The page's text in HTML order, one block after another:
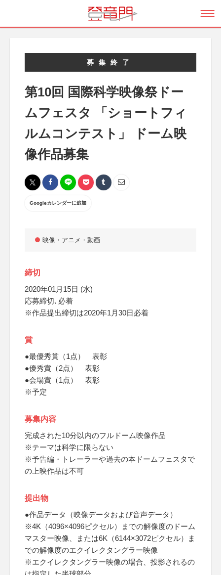
募集終了
第10回 国際科学映像祭ドー
ムフェスタ 「ショートフィ
ルムコンテスト」 ドーム映
像作品募集
Googleカレンダーに追加
映像・アニメ・動画
締切
2020年01月15日 (水)
応募締切､必着
※作品提出締切は2020年1月30日必着
賞
●最優秀賞（1点） 表彰
●優秀賞（2点） 表彰
●会場賞（1点） 表彰
※予定
募集内容
完成された10分以内のフルドーム映像作品
※テーマは科学に限らない
※予告編・トレーラーや過去の本ドームフェスタで
の上映作品は不可
提出物
●作品データ（映像データおよび音声データ）
※4K（4096×4096ピクセル）までの解像度のドーム
マスター映像、または6K（6144×3072ピクセル）ま
での解像度のエクイレクタングラー映像
※エクイレクタングラー映像の場合、投影されるの